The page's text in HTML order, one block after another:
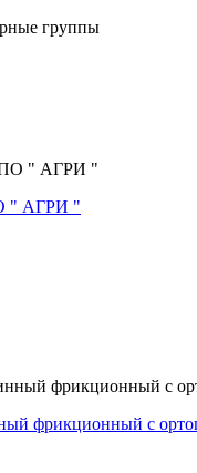
группы
" АГРИ "
фрикционный с